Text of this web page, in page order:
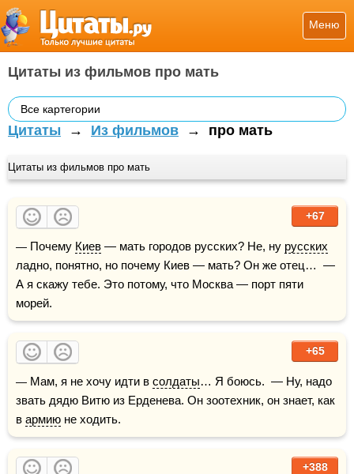
Меню
Цитаты из фильмов про мать
Все картегории
Цитаты → Из фильмов → про мать
Цитаты из фильмов про мать
+67
— Почему Киев — мать городов русских? Не, ну русских
ладно, понятно, но почему Киев — мать? Он же отец…  —
А я скажу тебе. Это потому, что Москва — порт пяти
морей.
+65
— Мам, я не хочу идти в солдаты… Я боюсь.  — Ну, надо
звать дядю Витю из Ерденева. Он зоотехник, он знает, как
в армию не ходить.
+388